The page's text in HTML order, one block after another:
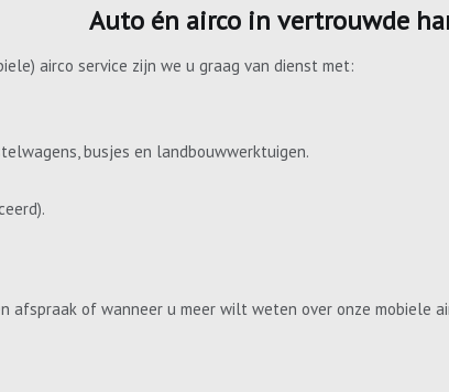
Auto én airco in vertrouwde
airco service zijn we u graag van dienst met:
busjes en landbouwwerktuigen.
afspraak of wanneer u meer wilt weten over onze mobiele